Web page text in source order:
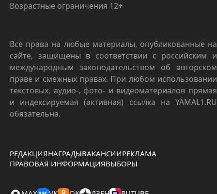
Возрастные ограничения 12+
Все права на любые материалы, опубликованные на
сайте, защищены в соответствии с российским и
международным законодательством об авторском
праве и смежных правах. При любом использовании
текстовых, аудио-, фото- и видеоматериалов прямая
и индексируемая (активная) ссылка на YAMAL1.RU
обязательна.
РЕДАКЦИЯНАГРАДЫВАКАНСИИРЕКЛАМА
ПРАВОВАЯ ИНФОРМАЦИЯВЫБОРЫ